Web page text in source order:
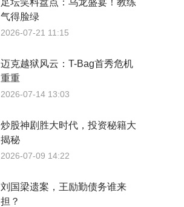
足坛笑料盘点：乌龙盛宴！教练
气得脸绿
2026-07-21 11:15
迈克越狱风云：T-Bag首秀危机
重重
2026-07-14 13:03
炒股神剧胜大时代，投资秘籍大
揭秘
2026-07-09 14:22
刘国梁遗案，王励勤债务谁来
担？